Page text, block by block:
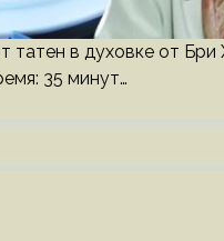
татен в духовке от
35 минут…